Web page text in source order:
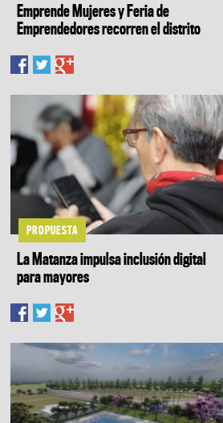
Emprende Mujeres y Feria de
Emprendedores recorren el distrito
PROPUESTA
La Matanza impulsa inclusión digital
para mayores